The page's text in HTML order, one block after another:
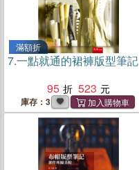
滿額折
7.一點就通的裙褲版型筆記
95
523
庫存：3